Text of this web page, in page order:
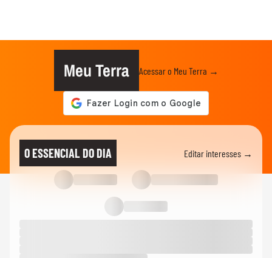
Meu Terra Acessar o Meu Terra →
O ESSENCIAL DO DIA Editar interesses →